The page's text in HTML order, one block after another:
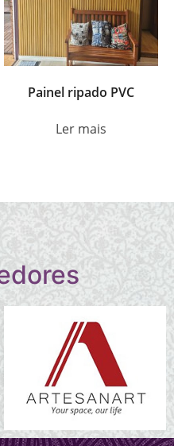
Painel ripado PVC
Ler mais